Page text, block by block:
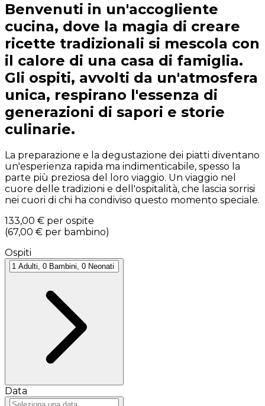
Benvenuti in un'accogliente
cucina, dove la magia di creare
ricette tradizionali si mescola con
il calore di una casa di famiglia.
Gli ospiti, avvolti da un'atmosfera
unica, respirano l'essenza di
generazioni di sapori e storie
culinarie.
La preparazione e la degustazione dei piatti diventano
un'esperienza rapida ma indimenticabile, spesso la
parte più preziosa del loro viaggio. Un viaggio nel
cuore delle tradizioni e dell'ospitalità, che lascia sorrisi
nei cuori di chi ha condiviso questo momento speciale.
133,00 € per ospite
(67,00 € per bambino)
Ospiti
Data